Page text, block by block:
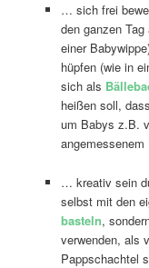
… sich frei
den ganzen
einer
hüpfen (wie in
sich als
heißen soll,
um Babys z.B.
angemessenem
… kreativ sein
selbst mit den
basteln,
verwenden, als
Pappschachtel